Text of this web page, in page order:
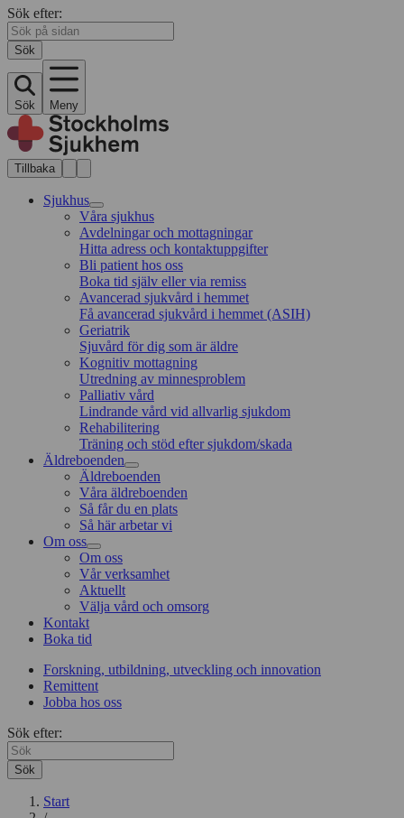
Sök efter:
Sök
Sök Meny
Tillbaka
Sjukhus
Våra sjukhus
Avdelningar och mottagningar
Hitta adress och kontaktuppgifter
Bli patient hos oss
Boka tid själv eller via remiss
Avancerad sjukvård i hemmet
Få avancerad sjukvård i hemmet (ASIH)
Geriatrik
Sjuvård för dig som är äldre
Kognitiv mottagning
Utredning av minnesproblem
Palliativ vård
Lindrande vård vid allvarlig sjukdom
Rehabilitering
Träning och stöd efter sjukdom/skada
Äldreboenden
Äldreboenden
Våra äldreboenden
Så får du en plats
Så här arbetar vi
Om oss
Om oss
Vår verksamhet
Aktuellt
Välja vård och omsorg
Kontakt
Boka tid
Forskning, utbildning, utveckling och innovation
Remittent
Jobba hos oss
Sök efter:
Sök
Start